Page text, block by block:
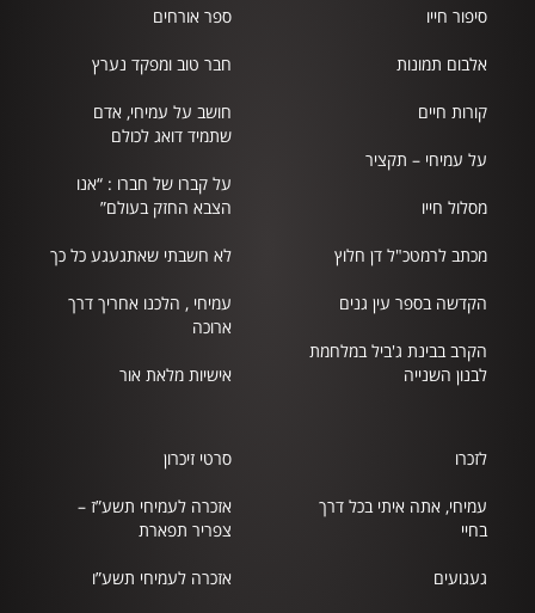
סיפור חייו
אלבום תמונות
קורות חיים
על עמיחי – תקציר
מסלול חייו
מכתב לרמטכ"ל דן חלוץ
הקדשה בספר עין גנים
הקרב בבינת ג'ביל במלחמת
לבנון השנייה
ספר אורחים
חבר טוב ומפקד נערץ
חושב על עמיחי, אדם
שתמיד דואג לכולם
על קברו של חברו : “אנו
הצבא החזק בעולם”
לא חשבתי שאתגעגע כל כך
עמיחי , הלכנו אחריך דרך
ארוכה
אישיות מלאת אור
לזכרו
עמיחי, אתה איתי בכל דרך
בחיי
געגועים
סרטי זיכרון
אזכרה לעמיחי תשע”ז –
צפריר תפארת
אזכרה לעמיחי תשע”ו